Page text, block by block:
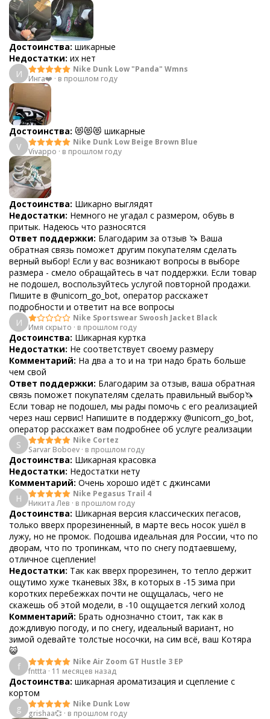
Достоинства: шикарные
Недостатки: их нет
И
Nike Dunk Low "Panda" Wmns
Инга❤️ · в прошлом году
Достоинства: 😻😻😻 шикарные
V
Nike Dunk Low Beige Brown Blue
Vivappo · в прошлом году
Достоинства: Шикарно выглядят
Недостатки: Немного не угадал с размером, обувь в
притык. Надеюсь что разносятся
Ответ поддержки: Благодарим за отзыв 🦄 Ваша
обратная связь поможет другим покупателям сделать
верный выбор! Если у вас возникают вопросы в выборе
размера - смело обращайтесь в чат поддержки. Если товар
не подошел, воспользуйтесь услугой повторной продажи.
Пишите в @unicorn_go_bot, оператор расскажет
подробности и ответит на все вопросы
И
Nike Sportswear Swoosh Jacket Black
Имя скрыто · в прошлом году
Достоинства: Шикарная куртка
Недостатки: Не соответствует своему размеру
Комментарий: На два а то и на три надо брать больше
чем свой
Ответ поддержки: Благодарим за отзыв, ваша обратная
связь поможет покупателям сделать правильный выбор🦄
Если товар не подошел, мы рады помочь с его реализацией
через наш сервис! Напишите в поддержку @unicorn_go_bot,
оператор расскажет вам подробнее об услуге реализации
S
Nike Cortez
Sarvar Boboev · в прошлом году
Достоинства: Шикарная красовка
Недостатки: Недостатки нету
Комментарий: Очень хорошо идёт с джинсами
Н
Nike Pegasus Trail 4
Никита Лев · в прошлом году
Достоинства: Шикарная версия классических пегасов,
только вверх прорезиненный, в марте весь носок ушёл в
лужу, но не промок. Подошва идеальная для России, что по
дворам, что по тропинкам, что по снегу подтаевшему,
отличное сцепление!
Недостатки: Так как вверх прорезинен, то тепло держит
ощутимо хуже тканевых 38х, в которых в -15 зима при
коротких перебежках почти не ощущалась, чего не
скажешь об этой модели, в -10 ощущается легкий холод
Комментарий: Брать однозначно стоит, так как в
дождливую погоду, и по снегу, идеальный вариант, но
зимой одевайте толстые носочки, на сим всё, ваш Котяра
😺
f
Nike Air Zoom GT Hustle 3 EP
fnttta · 11 месяцев назад
Достоинства: шикарная ароматизация и сцепление с
кортом
g
Nike Dunk Low
grishaa💞 · в прошлом году